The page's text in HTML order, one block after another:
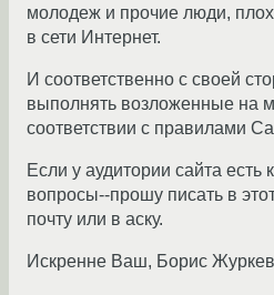
молодеж и прочие люди,
в сети Интернет.
И соответственно с своей
выполнять возложенные на
соответствии с правилами
Если у аудитории сайта есть
вопросы--прошу писать в
почту или в аску.
Искренне Ваш, Борис